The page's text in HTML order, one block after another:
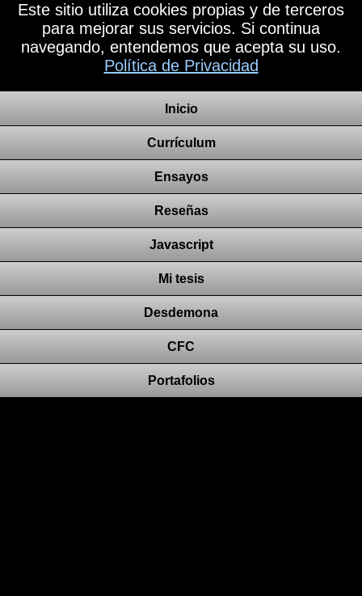
Este sitio utiliza cookies propias y de terceros
para mejorar sus servicios. Si continua
navegando, entendemos que acepta su uso.
Política de Privacidad
Inicio
Currículum
Ensayos
Reseñas
Javascript
Mi tesis
Desdemona
CFC
Portafolios